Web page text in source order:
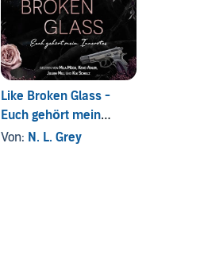
Like Broken Glass -
Euch gehört mein
Innerstes
Von: N. L. Grey